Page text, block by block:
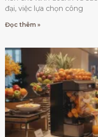
đại, việc lựa chọn công
Đọc thêm »